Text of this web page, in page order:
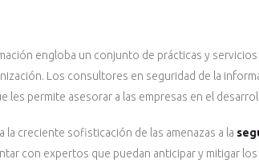
engloba un conjunto de prácticas y
Los consultores en seguridad de la
les permite asesorar a las empresas en el
creciente sofisticación de las amenazas a la
con expertos que puedan anticipar y mitigar